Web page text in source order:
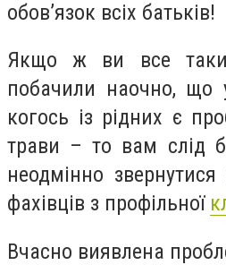
обов’язок всіх батьків!
Якщо ж ви все таки
побачили наочно, що
когось із рідних є
трави – то вам слід
неодмінно
фахівців з профільної
Вчасно виявлена